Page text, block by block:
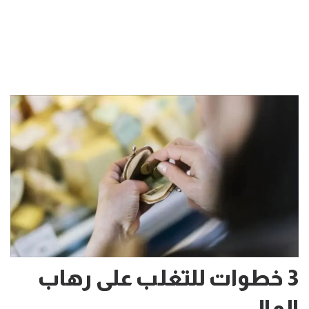
3 خطوات للتغلب على رهاب